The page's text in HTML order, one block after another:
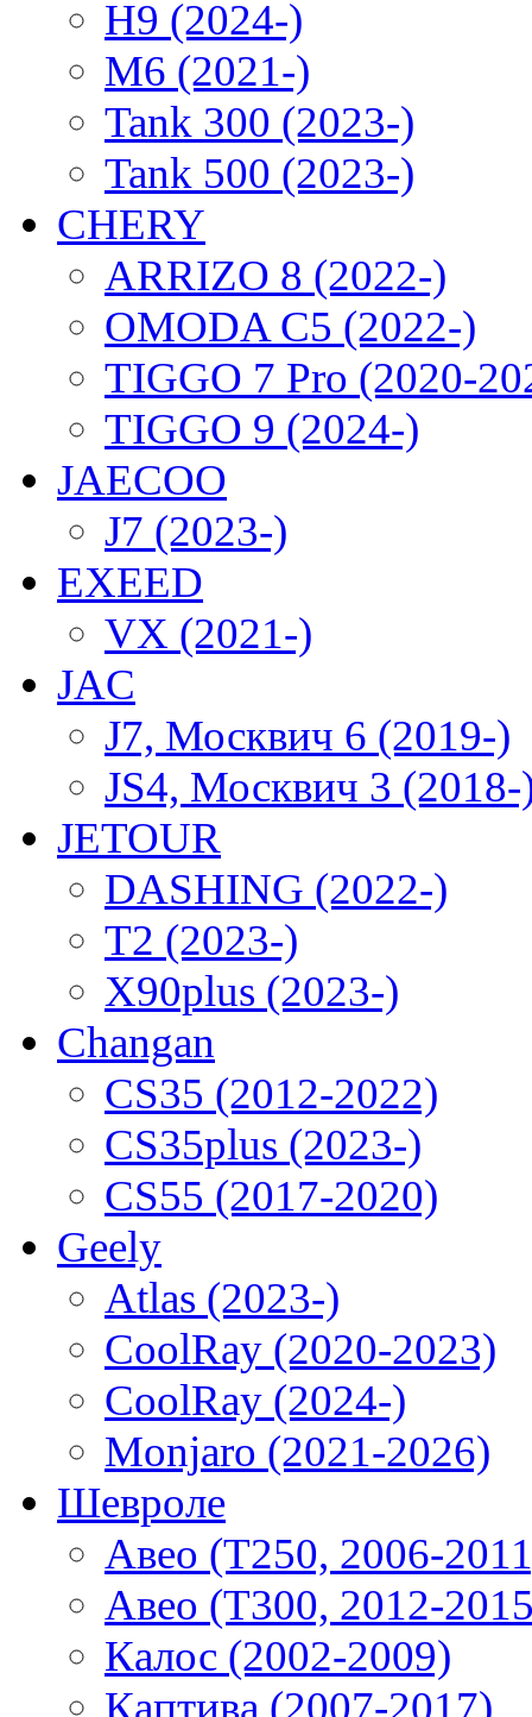
H9 (2024-)
M6 (2021-)
Tank 300 (2023-)
Tank 500 (2023-)
CHERY
ARRIZO 8 (2022-)
OMODA C5 (2022-)
TIGGO 7 Pro (2020-
TIGGO 9 (2024-)
JAECOO
J7 (2023-)
EXEED
VX (2021-)
JAC
J7, Москвич 6 (2019-)
JS4, Москвич 3 (2018-
JETOUR
DASHING (2022-)
T2 (2023-)
X90plus (2023-)
Changan
CS35 (2012-2022)
CS35plus (2023-)
CS55 (2017-2020)
Geely
Atlas (2023-)
CoolRay (2020-2023)
CoolRay (2024-)
Monjaro (2021-2026)
Шевроле
Авео (T250, 2006-
Авео (T300, 2012-
Калос (2002-2009)